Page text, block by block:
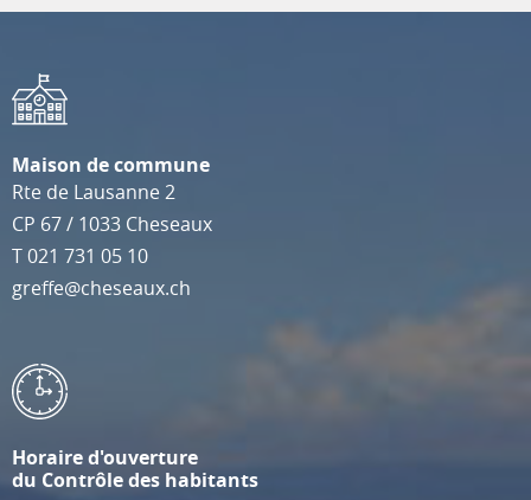
Maison de commune
Rte de Lausanne 2
CP 67/ 1033 Cheseaux
T021 731 05 10
greffe@cheseaux.ch
Horaire d'ouverture
du Contrôle des habitants